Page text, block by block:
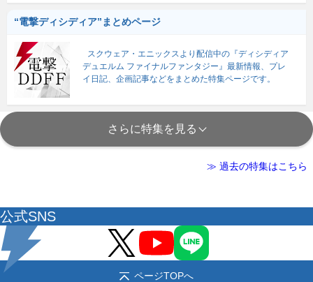
“電撃ディシディア”まとめページ
スクウェア・エニックスより配信中の『ディシディア
デュエルム ファイナルファンタジー』最新情報、プレ
イ日記、企画記事などをまとめた特集ページです。
さらに特集を見る
≫ 過去の特集はこちら
公式SNS
ページTOPへ